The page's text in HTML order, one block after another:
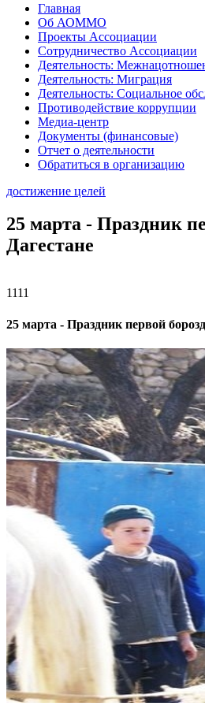
Главная
Об АОММО
Проекты Ассоциации
Сотрудничество Ассоциации
Деятельность:
Деятельность: Миграция
Деятельность: Социальное
Противодействие коррупции
Медиа-центр
Документы (финансовые)
Отчет о деятельности
Обратиться в организацию
достижение целей
25 марта - Праздник
Дагестане
1111
25 марта - Праздник первой